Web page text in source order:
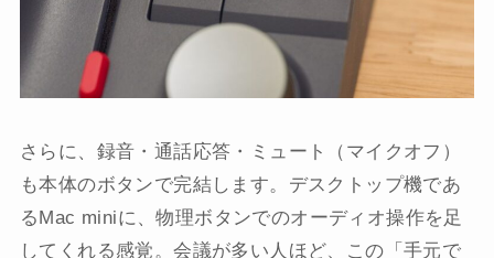
さらに、録音・通話応答・ミュート（マイクオフ）
も本体のボタンで完結します。デスクトップ機であ
るMac miniに、物理ボタンでのオーディオ操作を足
してくれる感覚。会議が多い人ほど、この「手元で